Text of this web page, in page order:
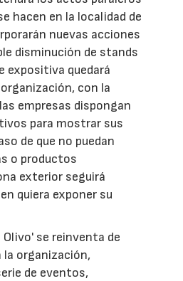
hacen en la localidad de
nuevas acciones
disminución de stands
expositiva quedará
con la
empresas dispongan
para mostrar sus
de que no puedan
o productos
exterior seguirá
quiera exponer su
Olivo' se reinventa de
organización,
de eventos,